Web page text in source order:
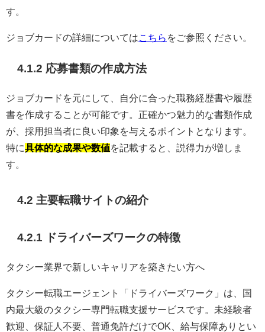
す。
ジョブカードの詳細についてはこちら をご参照ください。
4.1.2 応募書類の作成方法
ジョブカードを元にして、自分に合った職務経歴書や履歴
書を作成することが可能です。正確かつ魅力的な書類作成
が、採用担当者に良い印象を与えるポイントとなります。
特に具体的な成果や数値を記載すると、説得力が増しま
す。
4.2 主要転職サイトの紹介
4.2.1 ドライバーズワークの特徴
タクシー業界で新しいキャリアを築きたい方へ
タクシー転職エージェント「ドライバーズワーク」は、国
内最大級のタクシー専門転職支援サービスです。未経験者
歓迎、保証人不要、普通免許だけでOK、給与保障ありとい